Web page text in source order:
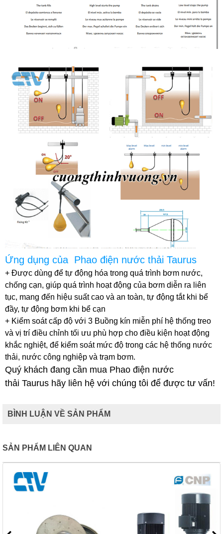
Ứng dụng của Phao điện nước thải Taurus
+ Được dùng để tự động hóa trong quá trình bơm nước,
chống cạn, giúp quá trình hoạt động của bơm diễn ra liên
tục, mang đến hiệu suất cao và an toàn, tự động tắt khi bể
đầy, tự động bơm khi bể cạn
+ Kiểm soát cấp độ với 3 Buồng kín miễn phí hệ thống treo
và vị trí điều chỉnh tối ưu phù hợp cho điều kiện hoạt động
khắc nghiệt, để kiểm soát mức độ trong các hệ thống nước
thải, nước công nghiệp và trạm bơm.
Quý khách đang cần mua Phao điện nước
thải Taurus hãy liên hệ với chúng tôi để được tư vấn!
BÌNH LUẬN VỀ SẢN PHẨM
SẢN PHẨM LIÊN QUAN